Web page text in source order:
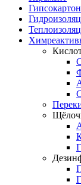
Гипсокартон